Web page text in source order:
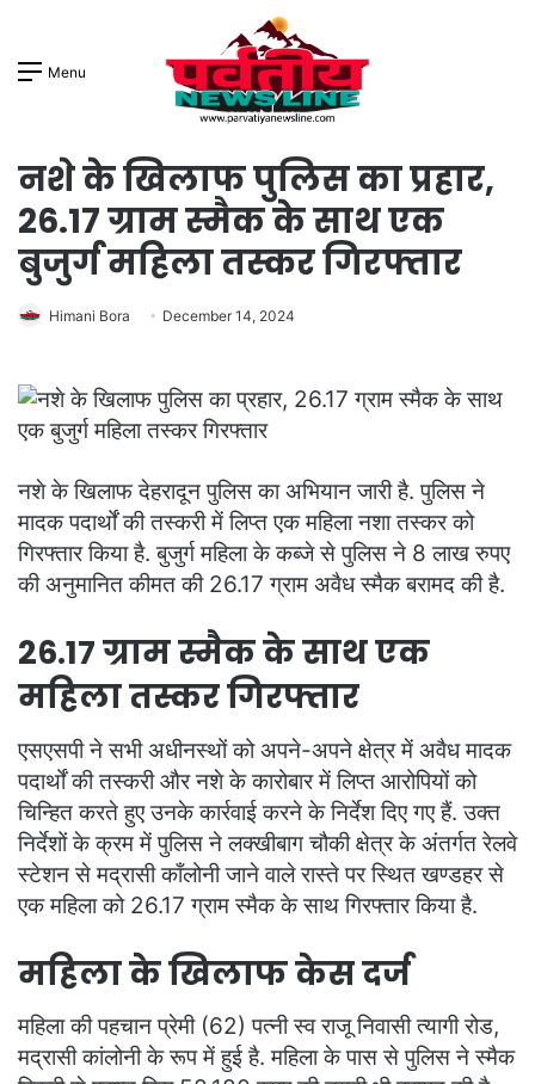
Menu
नशे के खिलाफ पुलिस का प्रहार,
26.17 ग्राम स्मैक के साथ एक
बुजुर्ग महिला तस्कर गिरफ्तार
Himani Bora December 14, 2024
नशे के खिलाफ देहरादून पुलिस का अभियान जारी है. पुलिस ने
मादक पदार्थों की तस्करी में लिप्त एक महिला नशा तस्कर को
गिरफ्तार किया है. बुजुर्ग महिला के कब्जे से पुलिस ने 8 लाख रुपए
की अनुमानित कीमत की 26.17 ग्राम अवैध स्मैक बरामद की है.
26.17 ग्राम स्मैक के साथ एक
महिला तस्कर गिरफ्तार
एसएसपी ने सभी अधीनस्थों को अपने-अपने क्षेत्र में अवैध मादक
पदार्थों की तस्करी और नशे के कारोबार में लिप्त आरोपियों को
चिन्हित करते हुए उनके कार्रवाई करने के निर्देश दिए गए हैं. उक्त
निर्देशों के क्रम में पुलिस ने लक्खीबाग चौकी क्षेत्र के अंतर्गत रेलवे
स्टेशन से मद्रासी काँलोनी जाने वाले रास्ते पर स्थित खण्डहर से
एक महिला को 26.17 ग्राम स्मैक के साथ गिरफ्तार किया है.
महिला के खिलाफ केस दर्ज
महिला की पहचान प्रेमी (62) पत्नी स्व राजू निवासी त्यागी रोड,
मद्रासी कांलोनी के रूप में हुई है. महिला के पास से पुलिस ने स्मैक